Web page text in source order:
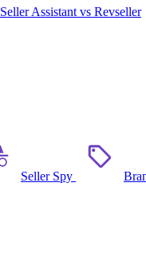
Seller Assistant vs Revseller
Seller Spy